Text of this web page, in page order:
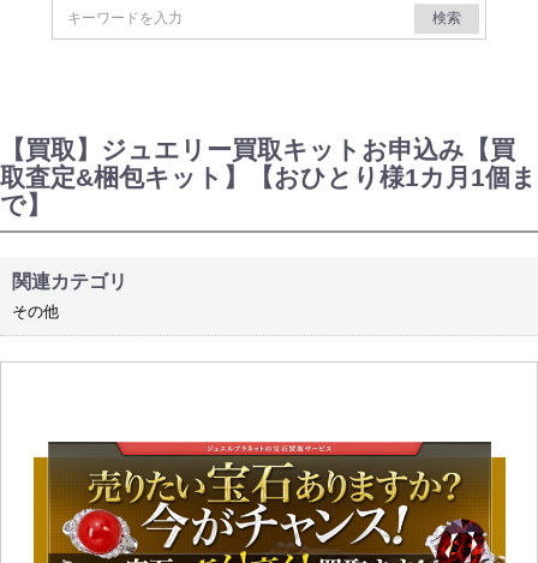
検索
【買取】ジュエリー買取キットお申込み【買
取査定&梱包キット】【おひとり様1カ月1個ま
で】
関連カテゴリ
その他